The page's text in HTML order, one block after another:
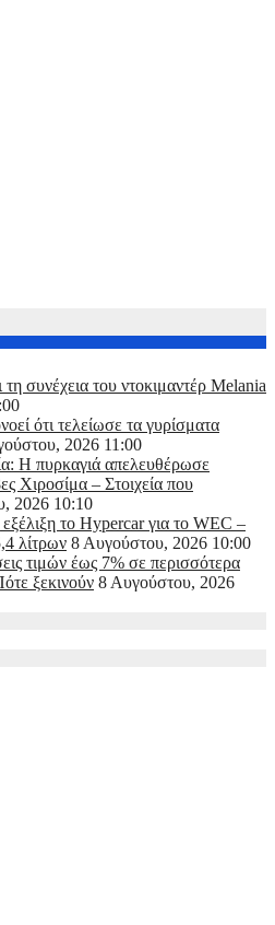
συνέχεια του ντοκιμαντέρ Melania
ότι τελείωσε τα γυρίσματα
2026 11:00
Η πυρκαγιά απελευθέρωσε
Χιροσίμα – Στοιχεία που
2026 10:10
το Hypercar για το WEC –
λίτρων 8 Αυγούστου, 2026 10:00
τιμών έως 7% σε περισσότερα
ξεκινούν 8 Αυγούστου, 2026